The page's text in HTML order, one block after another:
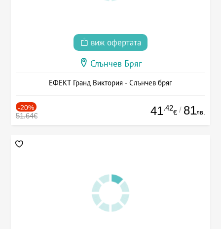
виж офертата
Слънчев Бряг
ЕФЕКТ Гранд Виктория - Слънчев бряг
-20%
51.64€ 41.42
€ / 81лв.